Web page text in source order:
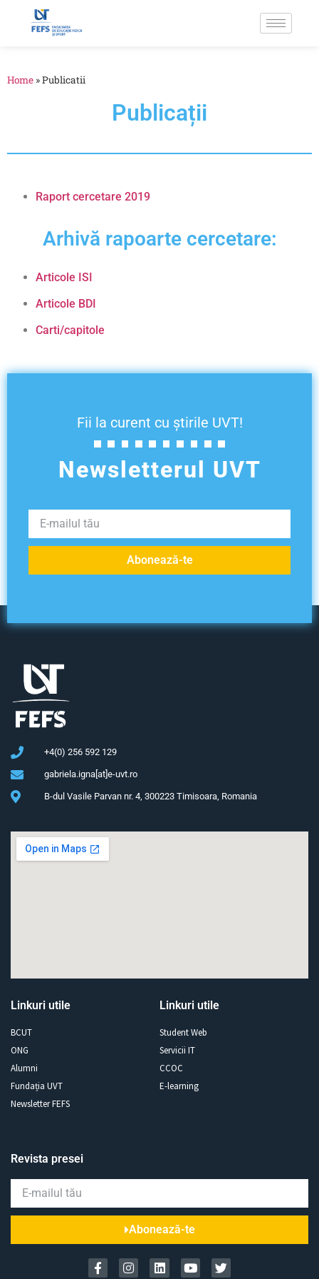
Home »Publicatii
Publicații
Raport cercetare 2019
Arhivă rapoarte cercetare:
Articole ISI
Articole BDI
Carti/capitole
Fii la curent cu știrile UVT!
Newsletterul UVT
Abonează-te
+4(0) 256 592 129
gabriela.igna[at]e-uvt.ro
B-dul Vasile Parvan nr. 4, 300223 Timisoara, Romania
Linkuri utile
BCUT
ONG
Alumni
Fundația UVT
Newsletter FEFS
Linkuri utile
Student Web
Servicii IT
CCOC
E-learning
Revista presei
Abonează-te